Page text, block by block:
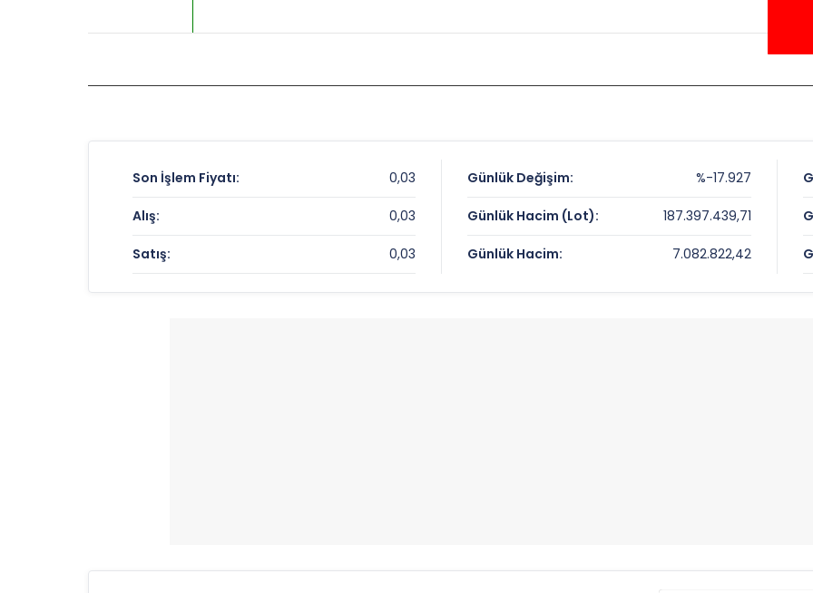
Son İşlem Fiyatı: 0,03
Alış: 0,03
Satış: 0,03
Günlük Değişim: %-17.927
Günlük Hacim (Lot): 187.397.439,71
Günlük Hacim: 7.082.822,42